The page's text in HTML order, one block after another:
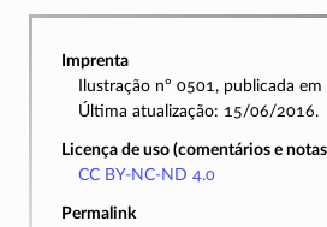
Imprenta
Ilustração nº 0501, publicada
Última atualização: 15/06/2016.
Licença de uso (comentários e
CC BY-NC-ND 4.0
Permalink